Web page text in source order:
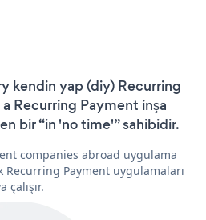
kendin yap (diy) Recurring
Recurring Payment inşa
bir “in 'no time'” sahibidir.
companies abroad uygulama
Recurring Payment uygulamaları